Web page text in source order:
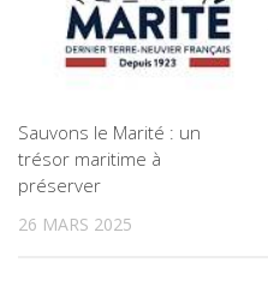
Sauvons le Marité : un
trésor maritime à
préserver
26 MARS 2025